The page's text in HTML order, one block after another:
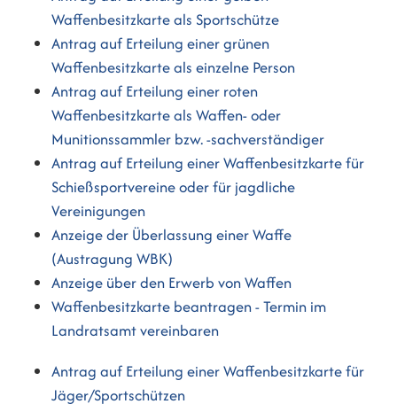
Waffenbesitzkarte als Sportschütze
Antrag auf Erteilung einer grünen
Waffenbesitzkarte als einzelne Person
Antrag auf Erteilung einer roten
Waffenbesitzkarte als Waffen- oder
Munitionssammler bzw. -sachverständiger
Antrag auf Erteilung einer Waffenbesitzkarte für
Schießsportvereine oder für jagdliche
Vereinigungen
Anzeige der Überlassung einer Waffe
(Austragung WBK)
Anzeige über den Erwerb von Waffen
Waffenbesitzkarte beantragen - Termin im
Landratsamt vereinbaren
Antrag auf Erteilung einer Waffenbesitzkarte für
Jäger/Sportschützen